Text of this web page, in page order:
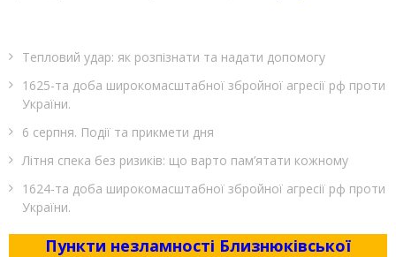
Тепловий удар: як розпізнати та надати допомогу
1625-та доба широкомасштабної збройної агресії рф проти
України.
6 серпня. Події та прикмети дня
Літня спека без ризиків: що варто пам’ятати кожному
1624-та доба широкомасштабної збройної агресії рф проти
України.
Пункти незламності Близнюківської